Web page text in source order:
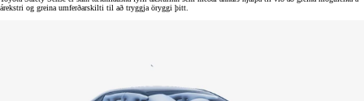
árekstri og greina umferðarskilti til að tryggja öryggi þitt.